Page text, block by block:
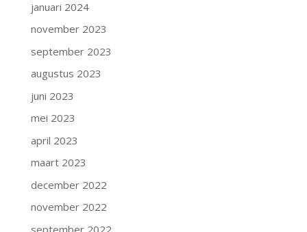
januari 2024
november 2023
september 2023
augustus 2023
juni 2023
mei 2023
april 2023
maart 2023
december 2022
november 2022
september 2022